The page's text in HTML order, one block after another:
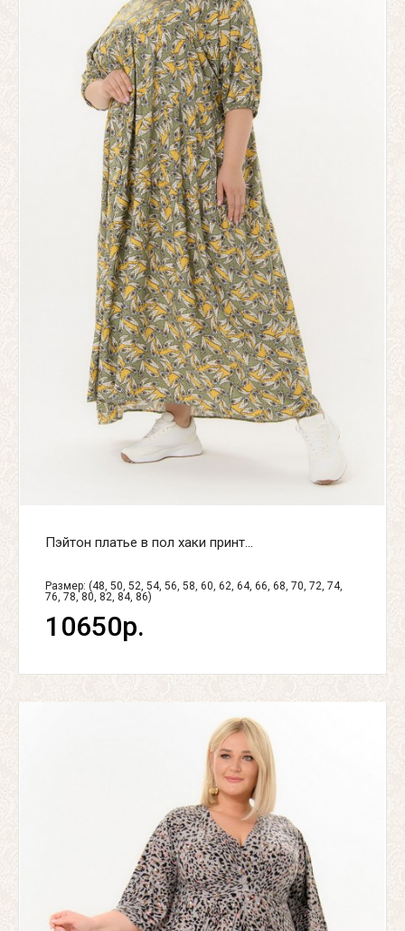
Пэйтон платье в пол хаки принт...
Размер: (48, 50, 52, 54, 56, 58, 60, 62, 64, 66, 68, 70, 72, 74,
76, 78, 80, 82, 84, 86)
10650р.